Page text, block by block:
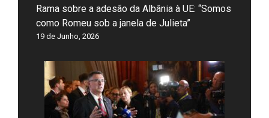
Rama sobre a adesão da Albânia à UE: “Somos
como Romeu sob a janela de Julieta”
19 de Junho, 2026